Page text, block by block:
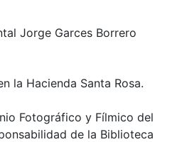
Jorge Garces Borrero
la Hacienda Santa Rosa.
Fotográfico y Fílmico del
de la Biblioteca